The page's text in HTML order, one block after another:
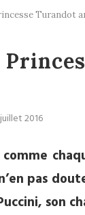
Turandot
2016
pas
son